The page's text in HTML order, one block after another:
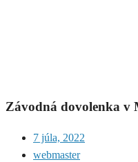
Závodná dovolenka v
7 júla, 2022
webmaster